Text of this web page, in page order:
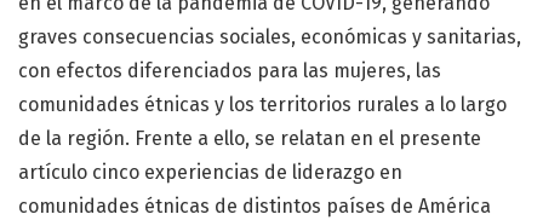
graves consecuencias sociales, económicas y sanitarias,
con efectos diferenciados para las mujeres, las
comunidades étnicas y los territorios rurales a lo largo
de la región. Frente a ello, se relatan en el presente
artículo cinco experiencias de liderazgo en
comunidades étnicas de distintos países de América